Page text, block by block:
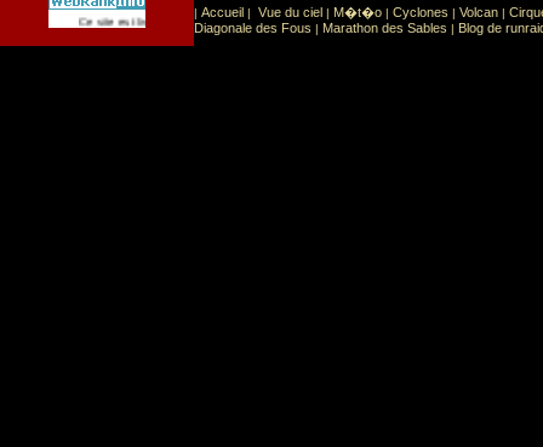
Ce site est list� dans la cat�gorie Sport: Sports extr�mes
| Accueil | Vue du ciel | M�t�o | Cyclones | Volcan |
Diagonale des Fous | Marathon des Sables | Blog de